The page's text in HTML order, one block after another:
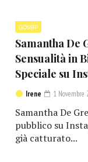
GOSSIP
Samantha De
Sensualità in
Speciale su
Irene 1 Novembre
Samantha De
pubblico su
già catturato...